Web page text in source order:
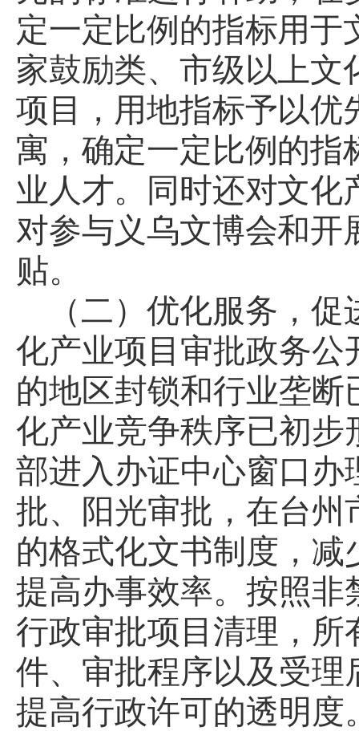
定一定比例的指标用
家鼓励类、市级以上文
项目，用地指标予以优
寓，确定一定比例的指
业人才。同时还对文化
对参与义乌文博会和开
贴。
（二）优化服务，
化产业项目审批政务公
的地区封锁和行业垄
化产业竞争秩序已初
部进入办证中心窗口
批、阳光审批，在台
的格式化文书制度，
提高办事效率。按照
行政审批项目清理，
件、审批程序以及受
提高行政许可的透明度